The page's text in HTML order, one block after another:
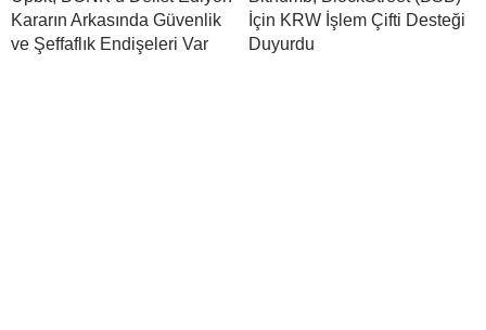
Kararın Arkasında Güvenlik
ve Şeffaflık Endişeleri Var
İçin KRW İşlem Çifti Desteği
Duyurdu